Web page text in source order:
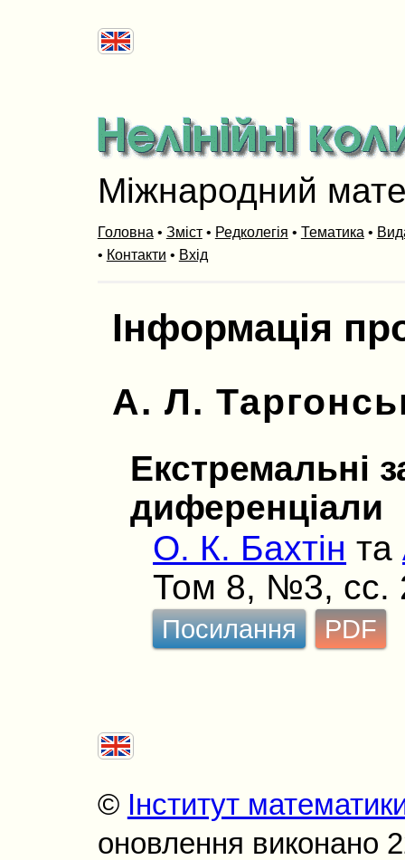
Міжнародний
Головна • Зміст• Редколегія • Тематика •
• Контакти • Вхід
Інформація
А. Л.
Екстремальні
диференціали
О. К. Бахтін та
Том 8, №3, сс.
Посилання PDF
© Інститут
оновлення виконано